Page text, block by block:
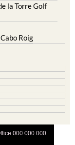
la Torre Golf
Roig
000 000 000